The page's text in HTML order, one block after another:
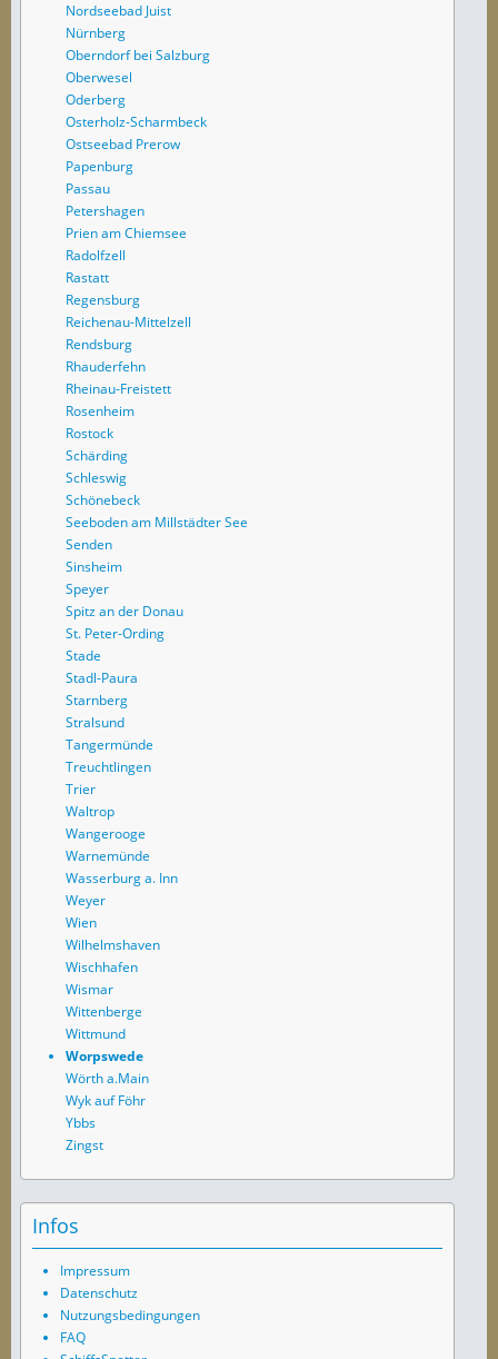
Nordseebad Juist
Nürnberg
Oberndorf bei Salzburg
Oberwesel
Oderberg
Osterholz-Scharmbeck
Ostseebad Prerow
Papenburg
Passau
Petershagen
Prien am Chiemsee
Radolfzell
Rastatt
Regensburg
Reichenau-Mittelzell
Rendsburg
Rhauderfehn
Rheinau-Freistett
Rosenheim
Rostock
Schärding
Schleswig
Schönebeck
Seeboden am Millstädter See
Senden
Sinsheim
Speyer
Spitz an der Donau
St. Peter-Ording
Stade
Stadl-Paura
Starnberg
Stralsund
Tangermünde
Treuchtlingen
Trier
Waltrop
Wangerooge
Warnemünde
Wasserburg a. Inn
Weyer
Wien
Wilhelmshaven
Wischhafen
Wismar
Wittenberge
Wittmund
Worpswede
Wörth a.Main
Wyk auf Föhr
Ybbs
Zingst
Infos
Impressum
Datenschutz
Nutzungsbedingungen
FAQ